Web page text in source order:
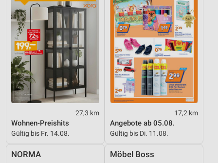
27,3 km
Wohnen-Preishits
Gültig bis Fr. 14.08.
17,2 km
Angebote ab 05.08.
Gültig bis Di. 11.08.
NORMA Möbel Boss